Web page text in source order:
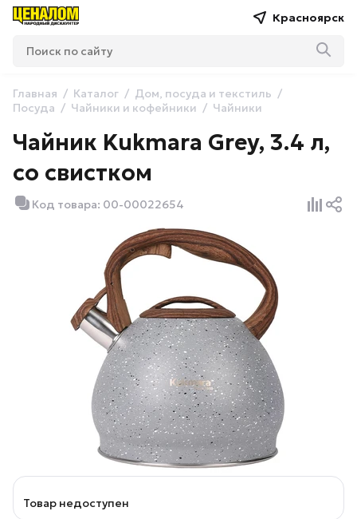
Красноярск
Главная Каталог
Дом, посуда и текстиль
Посуда
Чайники и кофейники Чайники
Чайник Kukmara Grey, 3.4 л,
со свистком
Код товара: 00-00022654
Товар недоступен